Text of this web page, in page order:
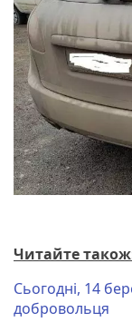
Читайте
Сьогодні, 14
добровольця